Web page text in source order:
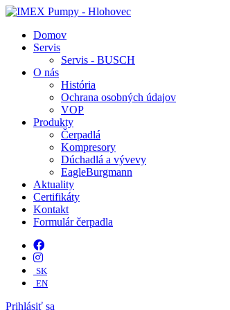
Domov
Servis
Servis - BUSCH
O nás
História
Ochrana osobných údajov
VOP
Produkty
Čerpadlá
Kompresory
Dúchadlá a vývevy
EagleBurgmann
Aktuality
Certifikáty
Kontakt
Formulár čerpadla
SK
EN
Prihlásiť sa